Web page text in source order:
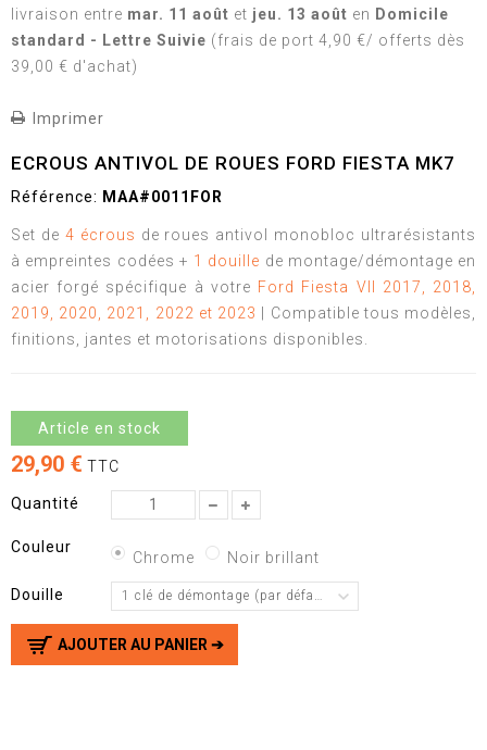
livraison entre mar. 11 août et jeu. 13 août en Domicile
standard - Lettre Suivie (frais de port 4,90 €/ offerts dès
39,00 € d'achat)
Imprimer
ECROUS ANTIVOL DE ROUES FORD FIESTA MK7
Référence: MAA#0011FOR
Set de 4 écrous de roues antivol monobloc ultrarésistants
à empreintes codées + 1 douille de montage/démontage en
acier forgé spécifique à votre Ford Fiesta VII 2017, 2018,
2019, 2020, 2021, 2022 et 2023
| Compatible tous modèles,
finitions, jantes et motorisations disponibles.
Article en stock
29,90 € TTC
Quantité
Couleur
Chrome Noir brillant
Douille 1 clé de démontage (par défaut)
AJOUTER AU PANIER ➔